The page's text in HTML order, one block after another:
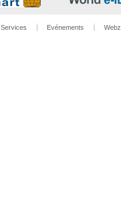
Services Evénements